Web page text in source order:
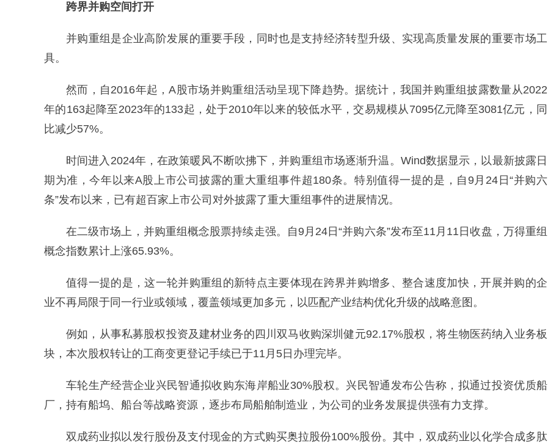
跨界并购空间打开
并购重组是企业高阶发展的重要手段，同时也是支持经济转型升级、实现高质量发展的重要市场工
具。
然而，自2016年起，A股市场并购重组活动呈现下降趋势。据统计，我国并购重组披露数量从2022
年的163起降至2023年的133起，处于2010年以来的较低水平，交易规模从7095亿元降至3081亿元，同
比减少57%。
时间进入2024年，在政策暖风不断吹拂下，并购重组市场逐渐升温。Wind数据显示，以最新披露日
期为准，今年以来A股上市公司披露的重大重组事件超180条。特别值得一提的是，自9月24日“并购六
条”发布以来，已有超百家上市公司对外披露了重大重组事件的进展情况。
在二级市场上，并购重组概念股票持续走强。自9月24日“并购六条”发布至11月11日收盘，万得重组
概念指数累计上涨65.93%。
值得一提的是，这一轮并购重组的新特点主要体现在跨界并购增多、整合速度加快，开展并购的企
业不再局限于同一行业或领域，覆盖领域更加多元，以匹配产业结构优化升级的战略意图。
例如，从事私募股权投资及建材业务的四川双马收购深圳健元92.17%股权，将生物医药纳入业务板
块，本次股权转让的工商变更登记手续已于11月5日办理完毕。
车轮生产经营企业兴民智通拟收购东海岸船业30%股权。兴民智通发布公告称，拟通过投资优质船
厂，持有船坞、船台等战略资源，逐步布局船舶制造业，为公司的业务发展提供强有力支撑。
双成药业拟以发行股份及支付现金的方式购买奥拉股份100%股份。其中，双成药业以化学合成多肽